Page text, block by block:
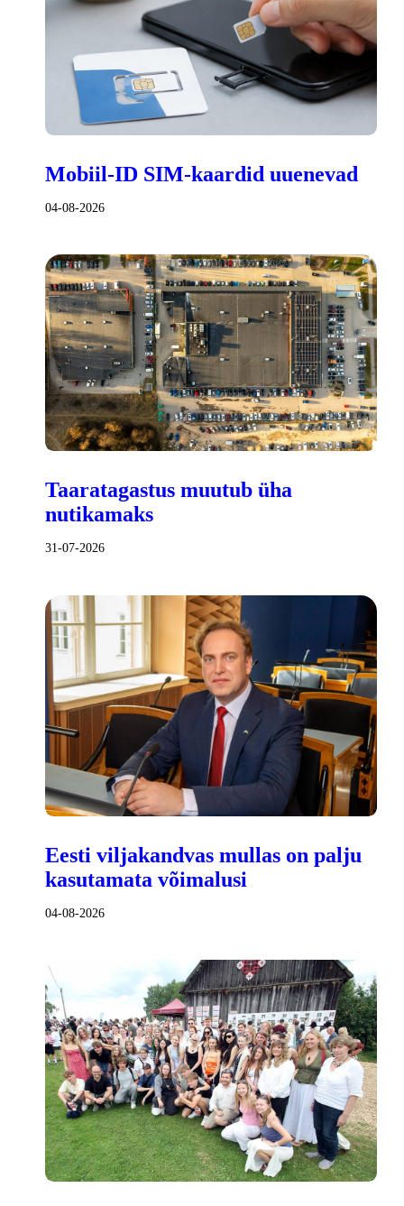
Mobiil-ID SIM-kaardid uuenevad
04-08-2026
Taaratagastus muutub üha
nutikamaks
31-07-2026
Eesti viljakandvas mullas on palju
kasutamata võimalusi
04-08-2026